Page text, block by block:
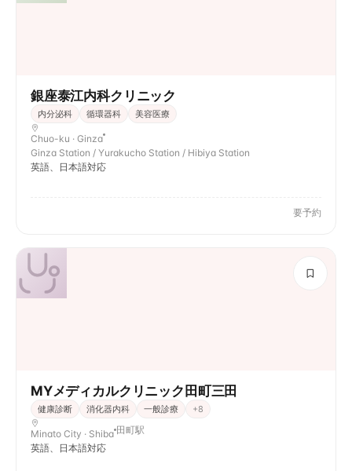
銀座泰江内科クリニック
内分泌科 循環器科 美容医療
Chuo-ku · Ginza
Ginza Station / Yurakucho Station / Hibiya Station
英語、日本語対応
要予約
MYメディカルクリニック田町三田
健康診断 消化器内科 一般診療 +8
Minato City · Shiba 田町駅
英語、日本語対応